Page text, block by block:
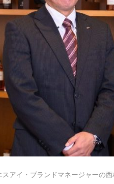
アイ・ブランドマネージャーの